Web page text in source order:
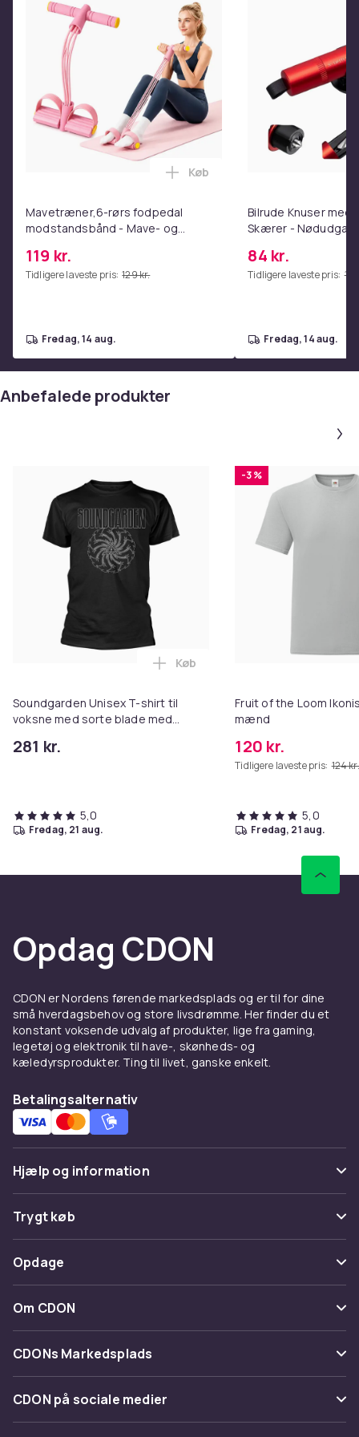
Størrelse
671329b3-cc93-5056-b577-1deb61294e22
Produktsikkerhedsinformation
Mavetræner,6-rørs fodpedal
modstandsbånd - Mave- og
hjemmetræningscenter Pink
119 kr.
Tidligere laveste pris: 129 kr.
Læg Mavetræner,6-rørs
Køb
fredag, 14 aug.
Bilrude Knuser med
Skærer -
Red
84 kr.
Tidligere laveste pris:
fredag, 14 aug.
Anbefalede produkter
Soundgarden Unisex T-shirt til
voksne med sorte blade med
281 kr.
Læg Soundgarden Unisex T-
Køb
5,0
fredag, 21 aug.
-3 %
Fruit of the Loom
mænd
120 kr.
Tidligere laveste pris: 124 kr.
5,0
fredag, 21 aug.
Opdag CDON
CDON er Nordens førende markedsplads og er til for dine
små hverdagsbehov og store livsdrømme. Her finder du et
konstant voksende udvalg af produkter, lige fra gaming,
legetøj og elektronik til have-, skønheds- og
kæledyrsprodukter. Ting til livet, ganske enkelt.
Betalingsalternativ
Hjælp og information
Ofte stillede spørgsmål
Spor pakke
Fortryd & returner her
Kontakt os
Trygt køb
Betaling
Levering
Tilbagekaldelser
Opdage
Kategorier
Maerke
Om CDON
Om os
Kundeanmeldelser
Arbejd på CDON
CDONs Markedsplads
Merchant Help Center
CDON på sociale medier